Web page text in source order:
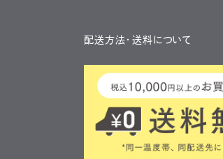
配送方法・送料について